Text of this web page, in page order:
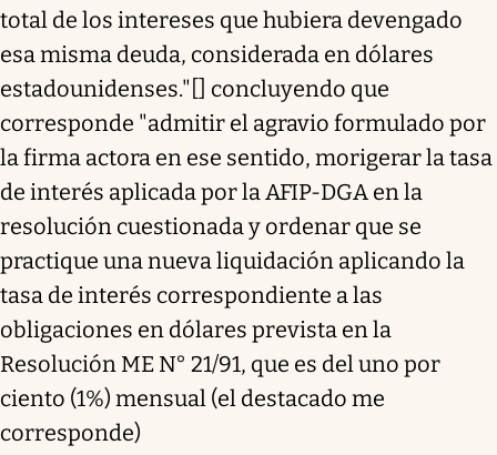
total de los intereses que hubiera devengado
esa misma deuda, considerada en dólares
estadounidenses."[] concluyendo que
corresponde "admitir el agravio formulado por
la firma actora en ese sentido, morigerar la tasa
de interés aplicada por la AFIP-DGA en la
resolución cuestionada y ordenar que se
practique una nueva liquidación aplicando la
tasa de interés correspondiente a las
obligaciones en dólares prevista en la
Resolución ME N° 21/91, que es del uno por
ciento (1%) mensual (el destacado me
corresponde)